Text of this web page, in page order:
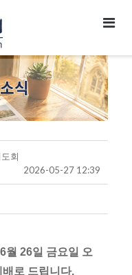
회
2026-05-27 12:39
월 26일 금요일 오
로 드립니다.